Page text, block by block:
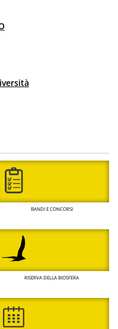
BANDI E CONCORSI
RISERVA DELLA BIOSFERA